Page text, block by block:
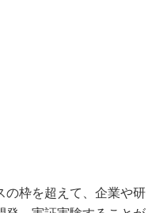
枠を超えて、企業や研